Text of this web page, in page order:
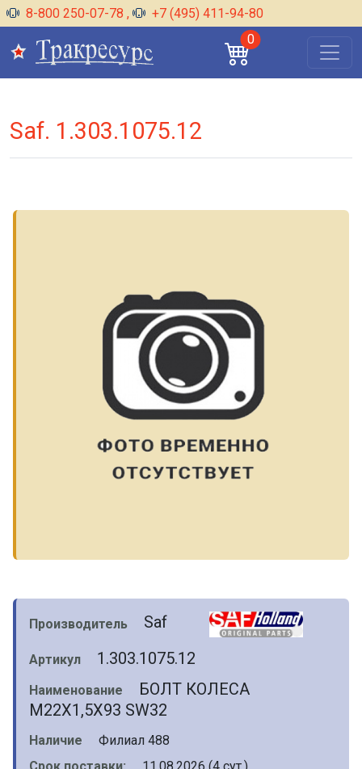
8-800 250-07-78 ,
+7 (495) 411-94-80
0
Saf. 1.303.1075.12
Производитель Saf
Артикул 1.303.1075.12
Наименование
БОЛТ КОЛЕСА
M22X1,5X93 SW32
Наличие
Филиал 488